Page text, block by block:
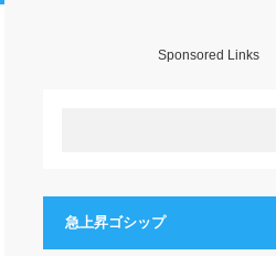
Sponsored Links
急上昇ゴシップ